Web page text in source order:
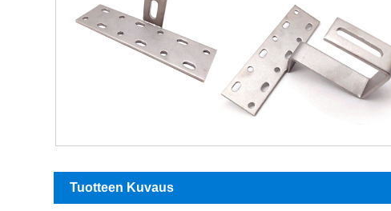
Tuotteen Kuvaus